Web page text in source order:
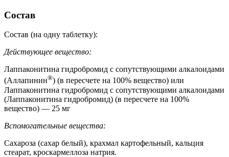
Состав
Состав (на одну таблетку):
Действующее вещество:
Лаппаконитина гидробромид с сопутствующими алкалоидами
(Аллапинин®) (в пересчете на 100% вещество) или
Лаппаконитина гидробромид с сопутствующими алкалоидами
(Лаппаконитина гидробромид) (в пересчете на 100%
вещество) — 25 мг
Вспомогательные вещества:
Сахароза (сахар белый), крахмал картофельный, кальция
стеарат, кроскармеллоза натрия.